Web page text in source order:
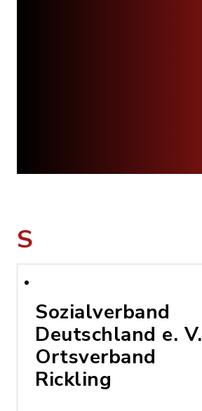
S
Sozialverband
Deutschland e. V.
Ortsverband
Rickling